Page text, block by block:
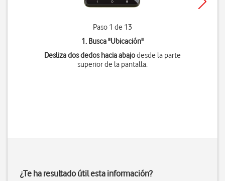
Paso 1 de 13
1. Busca "Ubicación"
Desliza dos dedos hacia abajodesde la parte
superior de la pantalla.
¿Te ha resultado útil esta información?